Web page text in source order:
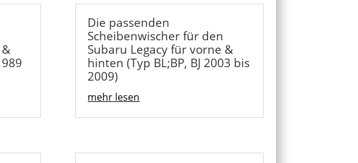
Die passenden
Scheibenwischer für den
Subaru Legacy für vorne &
hinten (Typ BL;BP, BJ 2003 bis
2009)
mehr lesen